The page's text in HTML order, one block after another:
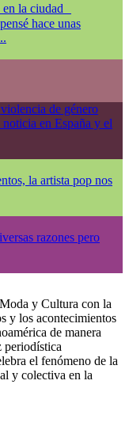
en la ciudad
hace unas
de género
en España y el
la artista pop nos
razones pero
y Cultura con la
y los acontecimientos
de manera
periodística
el fenómeno de la
y colectiva en la